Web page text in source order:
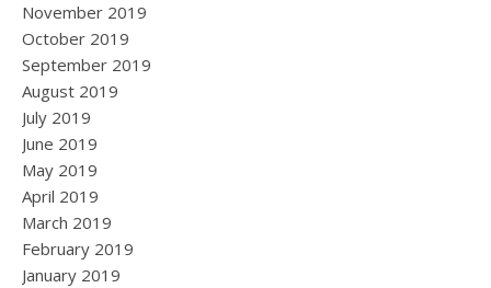
November 2019
October 2019
September 2019
August 2019
July 2019
June 2019
May 2019
April 2019
March 2019
February 2019
January 2019